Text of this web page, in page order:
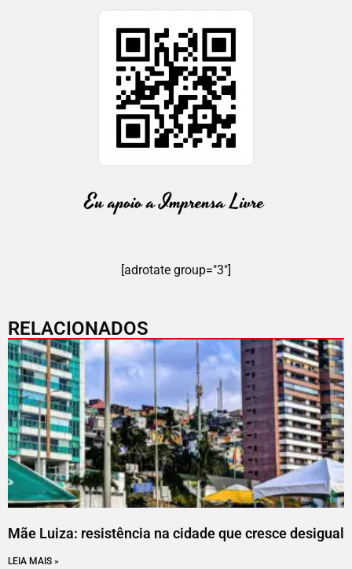
[adrotate group="3"]
RELACIONADOS
Mãe Luiza: resistência na cidade que cresce desigual
LEIA MAIS »